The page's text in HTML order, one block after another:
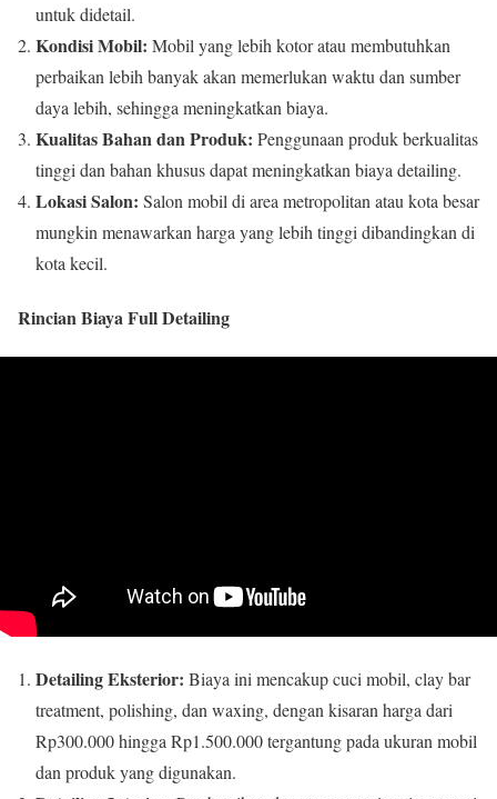
untuk didetail.
Kondisi Mobil: Mobil yang lebih kotor atau membutuhkan
perbaikan lebih banyak akan memerlukan waktu dan sumber
daya lebih, sehingga meningkatkan biaya.
Kualitas Bahan dan Produk: Penggunaan produk berkualitas
tinggi dan bahan khusus dapat meningkatkan biaya detailing.
Lokasi Salon: Salon mobil di area metropolitan atau kota besar
mungkin menawarkan harga yang lebih tinggi dibandingkan di
kota kecil.
Rincian Biaya Full Detailing
Detailing Eksterior: Biaya ini mencakup cuci mobil, clay bar
treatment, polishing, dan waxing, dengan kisaran harga dari
Rp300.000 hingga Rp1.500.000 tergantung pada ukuran mobil
dan produk yang digunakan.